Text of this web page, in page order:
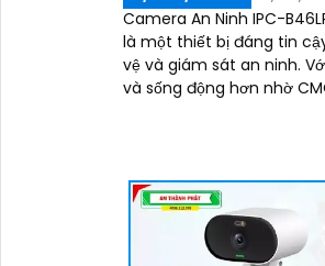
Camera An Ninh IPC-
là một thiết bị đáng tin
vệ và giám sát an ninh. Với hình tươi
và sống động hơn nhờ